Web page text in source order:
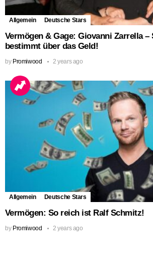
Allgemein Deutsche Stars
Vermögen & Gage: Giovanni Zarrella –
bestimmt über das Geld!
by Promiwood 2 years ago
Allgemein Deutsche Stars
Vermögen: So reich ist Ralf Schmitz!
by Promiwood 2 years ago